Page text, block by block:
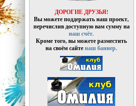
ДОРОГИЕ ДРУЗЬЯ!
Вы можете поддержать наш проект,
перечислив доступную вам сумму на
наш счёт.
Кроме того, вы можете разместить
на своём сайтенаш баннер.